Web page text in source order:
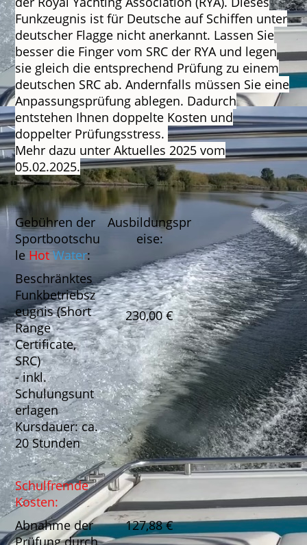
Funkzeugnis ist für Deutsche auf Schiffen unter
deutscher Flagge nicht anerkannt. Lassen Sie
besser die Finger vom SRC der RYA und legen
sie gleich die entsprechend Prüfung zu einem
deutschen SRC ab. Andernfalls müssen Sie eine
Anpassungsprüfung ablegen. Dadurch
entstehen Ihnen doppelte Kosten und
doppelter Prüfungsstress.
Mehr dazu unter Aktuelles 2025 vom
05.02.2025.
Gebühren der
Sportbootschu
le HotWater:
Ausbildungspr
eise:
Beschränktes
Funkbetriebsz
eugnis (Short
Range
Certificate,
SRC)
- inkl.
Schulungsunt
erlagen
Kursdauer: ca.
20 Stunden
230,00 €
Schulfremde
Kosten:
Abnahme der
Prüfung durch
127,88 €